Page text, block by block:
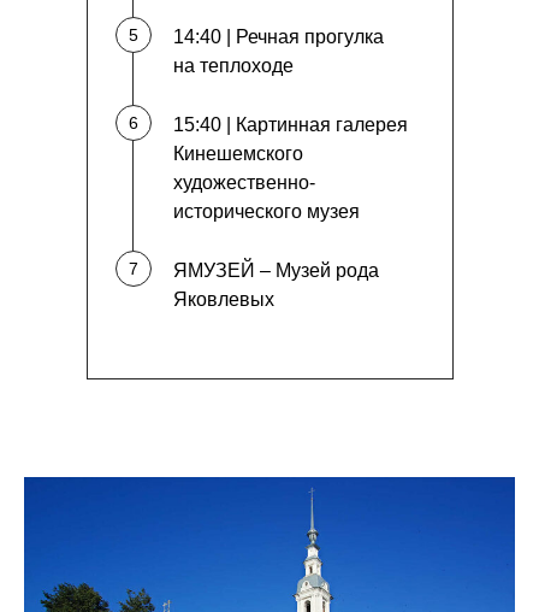
14:40 | Речная прогулка
на теплоходе
15:40 | Картинная галерея
Кинешемского
художественно-
исторического музея
5
6
ЯМУЗЕЙ – Музей рода
Яковлевых
7